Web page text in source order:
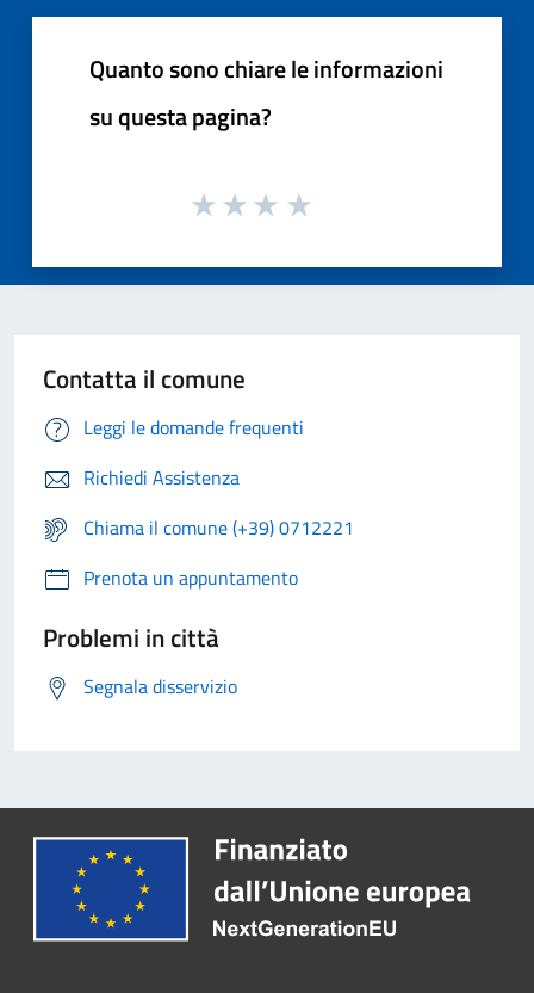
Quanto sono chiare le informazioni
su questa pagina?
Contatta il comune
Leggi le domande frequenti
Richiedi Assistenza
Chiama il comune (+39) 0712221
Prenota un appuntamento
Problemi in città
Segnala disservizio